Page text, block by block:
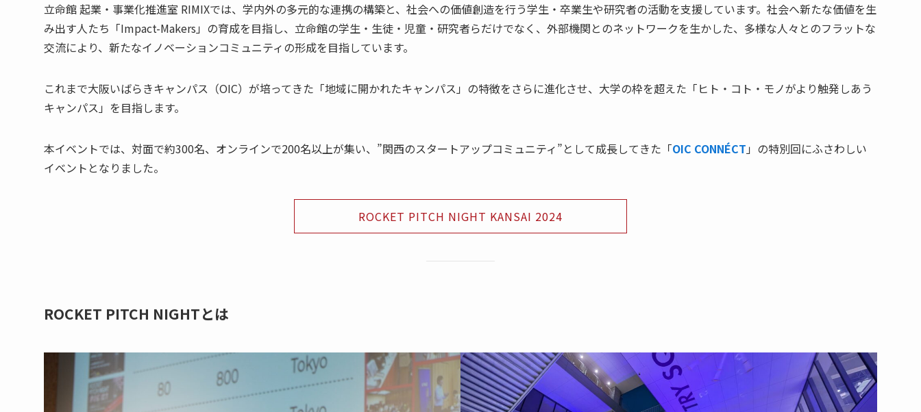
立命館 起業・事業化推進室 RIMIXでは、学内外の多元的な連携の構築と、社会への価値創造を行う学生・卒業生や研究者の活動を支援しています。社会へ新たな価値を生
み出す人たち「Impact-Makers」の育成を目指し、立命館の学生・生徒・児童・研究者らだけでなく、外部機関とのネットワークを生かした、多様な人々とのフラットな
交流により、新たなイノベーションコミュニティの形成を目指しています。
これまで大阪いばらきキャンパス（OIC）が培ってきた「地域に開かれたキャンパス」の特徴をさらに進化させ、大学の枠を超えた「ヒト・コト・モノがより触発しあう
キャンパス」を目指します。
本イベントでは、対面で約300名、オンラインで200名以上が集い、”関西のスタートアップコミュニティ”として成長してきた「OIC CONNÉCT 」の特別回にふさわしい
イベントとなりました。
ROCKET PITCH NIGHT KANSAI 2024
ROCKET PITCH NIGHTとは